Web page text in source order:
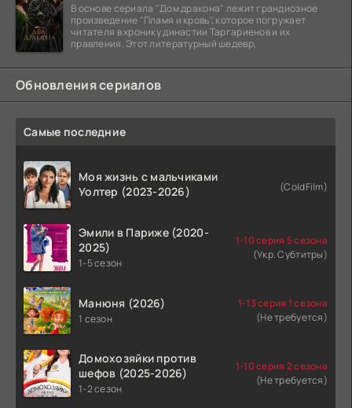
В основе сериала "Дом дракона" лежит грандиозное
произведение "Пламя и кровь", которое погружает
читателя в хронику династии Таргариенов и их
правления. Этот литературный шедевр,
Обновления сериалов
Самые последние
Моя жизнь с мальчиками
Уолтер (2023-2026)
(ColdFilm)
Эмили в Париже (2020-
2025)
1-5 сезон
1-10 серия 5 сезона
(Укр. Субтитры)
Манюня (2026)
1 сезон
1-13 серия 1 сезона
(Не требуется)
Домохозяйки против
шефов (2025-2026)
1-2 сезон
1-10 серия 2 сезона
(Не требуется)